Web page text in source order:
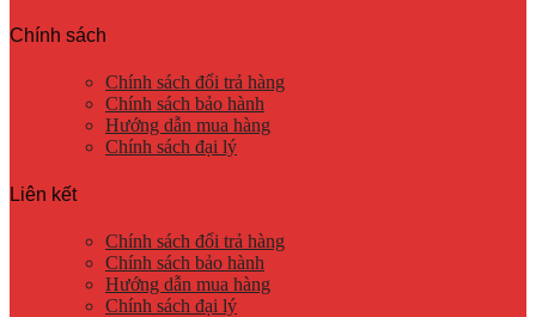
Chính sách
Chính sách đổi trả hàng
Chính sách bảo hành
Hướng dẫn mua hàng
Chính sách đại lý
Liên kết
Chính sách đổi trả hàng
Chính sách bảo hành
Hướng dẫn mua hàng
Chính sách đại lý